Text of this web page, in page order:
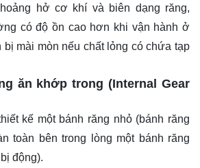
hở cơ khí và biên dạng răng,
có độ ồn cao hơn khi vận hành ở
mài mòn nếu chất lỏng có chứa tạp
ăn khớp trong (Internal Gear
kế một bánh răng nhỏ (bánh răng
toàn bên trong lòng một bánh răng
động).